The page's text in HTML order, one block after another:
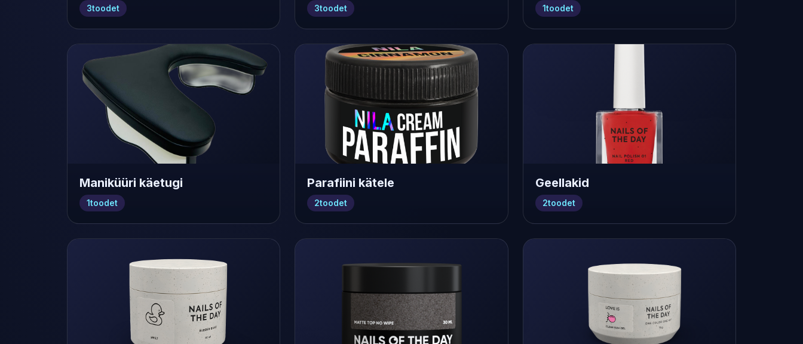
3toodet 3toodet 1toodet
Maniküüri käetugi
1toodet
Parafiini kätele
2toodet
Geellakid
2toodet